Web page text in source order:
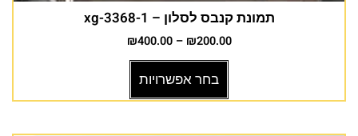
תמונת קנבס לסלון – xg-3368-1
₪200.00
–
₪400.00
בחר אפשרויות